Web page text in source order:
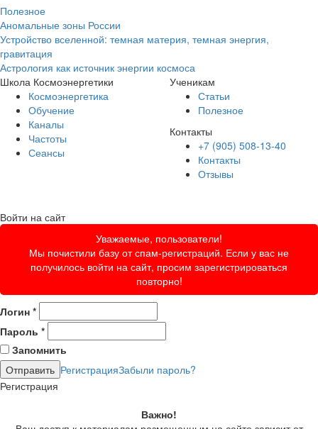
Полезное
Аномальные зоны России
Устройство вселенной: темная материя, темная энергия,
гравитация
Астрология как источник энергии космоса
Школа Космоэнергетики
Космоэнергетика
Обучение
Каналы
Частоты
Сеансы
Ученикам
Статьи
Полезное
Контакты
+7 (905) 508-13-40
Контакты
Отзывы
Войти на сайт
Уважаемые, пользователи!
Мы почистили базу от спам-регистраций. Если у вас не
получилось войти на сайт, просим зарегистрироваться
повторно!
Логин *
Пароль *
Запомнить
РегистрацияЗабыли пароль?
Регистрация
Важно!